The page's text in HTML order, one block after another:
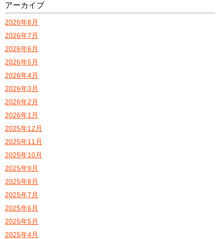
アーカイブ
2026年8月
2026年7月
2026年6月
2026年5月
2026年4月
2026年3月
2026年2月
2026年1月
2025年12月
2025年11月
2025年10月
2025年9月
2025年8月
2025年7月
2025年6月
2025年5月
2025年4月